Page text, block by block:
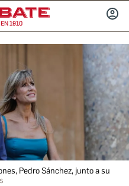
1910
Pedro Sánchez, junto a su